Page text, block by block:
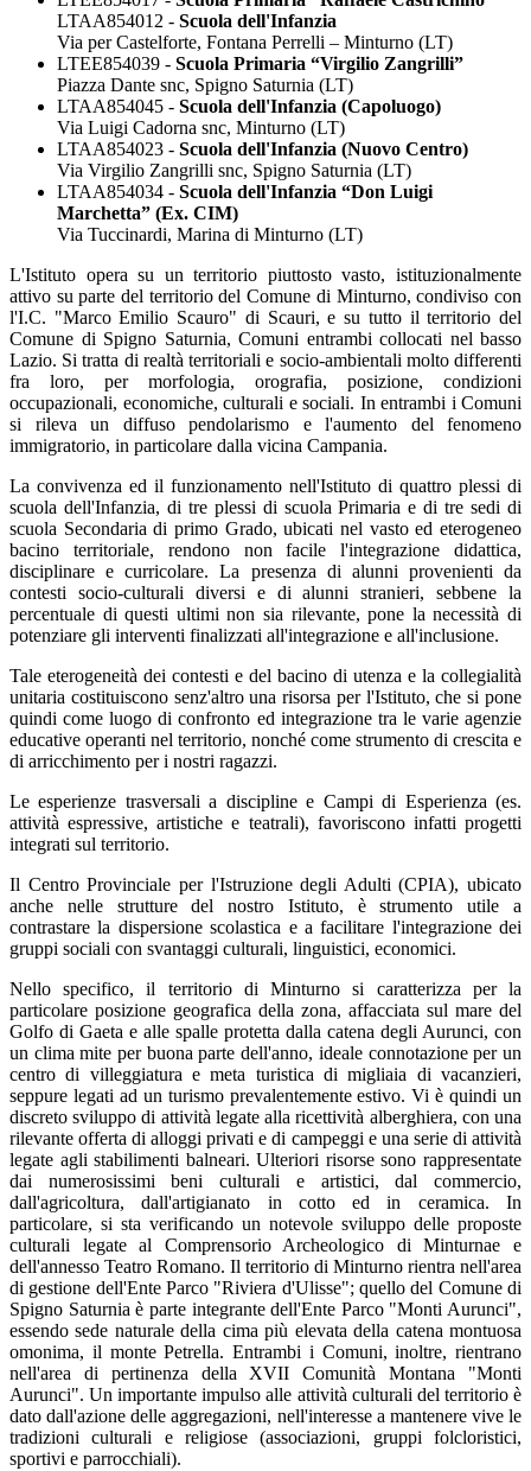
LTAA854012 - Scuola dell'Infanzia
Via per Castelforte, Fontana Perrelli – Minturno (LT)
LTEE854039 - Scuola Primaria “Virgilio Zangrilli”
Piazza Dante snc, Spigno Saturnia (LT)
LTAA854045 - Scuola dell'Infanzia (Capoluogo)
Via Luigi Cadorna snc, Minturno (LT)
LTAA854023 - Scuola dell'Infanzia (Nuovo Centro)
Via Virgilio Zangrilli snc, Spigno Saturnia (LT)
LTAA854034 - Scuola dell'Infanzia “Don Luigi
Marchetta” (Ex. CIM)
Via Tuccinardi, Marina di Minturno (LT)
L'Istituto opera su un territorio piuttosto vasto, istituzionalmente
attivo su parte del territorio del Comune di Minturno, condiviso con
l'I.C. "Marco Emilio Scauro" di Scauri, e su tutto il territorio del
Comune di Spigno Saturnia, Comuni entrambi collocati nel basso
Lazio. Si tratta di realtà territoriali e socio-ambientali molto differenti
fra loro, per morfologia, orografia, posizione, condizioni
occupazionali, economiche, culturali e sociali. In entrambi i Comuni
si rileva un diffuso pendolarismo e l'aumento del fenomeno
immigratorio, in particolare dalla vicina Campania.
La convivenza ed il funzionamento nell'Istituto di quattro plessi di
scuola dell'Infanzia, di tre plessi di scuola Primaria e di tre sedi di
scuola Secondaria di primo Grado, ubicati nel vasto ed eterogeneo
bacino territoriale, rendono non facile l'integrazione didattica,
disciplinare e curricolare. La presenza di alunni provenienti da
contesti socio-culturali diversi e di alunni stranieri, sebbene la
percentuale di questi ultimi non sia rilevante, pone la necessità di
potenziare gli interventi finalizzati all'integrazione e all'inclusione.
Tale eterogeneità dei contesti e del bacino di utenza e la collegialità
unitaria costituiscono senz'altro una risorsa per l'Istituto, che si pone
quindi come luogo di confronto ed integrazione tra le varie agenzie
educative operanti nel territorio, nonché come strumento di crescita e
di arricchimento per i nostri ragazzi.
Le esperienze trasversali a discipline e Campi di Esperienza (es.
attività espressive, artistiche e teatrali), favoriscono infatti progetti
integrati sul territorio.
Il Centro Provinciale per l'Istruzione degli Adulti (CPIA), ubicato
anche nelle strutture del nostro Istituto, è strumento utile a
contrastare la dispersione scolastica e a facilitare l'integrazione dei
gruppi sociali con svantaggi culturali, linguistici, economici.
Nello specifico, il territorio di Minturno si caratterizza per la
particolare posizione geografica della zona, affacciata sul mare del
Golfo di Gaeta e alle spalle protetta dalla catena degli Aurunci, con
un clima mite per buona parte dell'anno, ideale connotazione per un
centro di villeggiatura e meta turistica di migliaia di vacanzieri,
seppure legati ad un turismo prevalentemente estivo. Vi è quindi un
discreto sviluppo di attività legate alla ricettività alberghiera, con una
rilevante offerta di alloggi privati e di campeggi e una serie di attività
legate agli stabilimenti balneari. Ulteriori risorse sono rappresentate
dai numerosissimi beni culturali e artistici, dal commercio,
dall'agricoltura, dall'artigianato in cotto ed in ceramica. In
particolare, si sta verificando un notevole sviluppo delle proposte
culturali legate al Comprensorio Archeologico di Minturnae e
dell'annesso Teatro Romano. Il territorio di Minturno rientra nell'area
di gestione dell'Ente Parco "Riviera d'Ulisse"; quello del Comune di
Spigno Saturnia è parte integrante dell'Ente Parco "Monti Aurunci",
essendo sede naturale della cima più elevata della catena montuosa
omonima, il monte Petrella. Entrambi i Comuni, inoltre, rientrano
nell'area di pertinenza della XVII Comunità Montana "Monti
Aurunci". Un importante impulso alle attività culturali del territorio è
dato dall'azione delle aggregazioni, nell'interesse a mantenere vive le
tradizioni culturali e religiose (associazioni, gruppi folcloristici,
sportivi e parrocchiali).